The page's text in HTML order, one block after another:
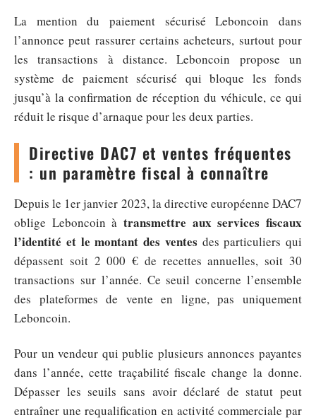
La mention du paiement sécurisé Leboncoin dans
l’annonce peut rassurer certains acheteurs, surtout pour
les transactions à distance. Leboncoin propose un
système de paiement sécurisé qui bloque les fonds
jusqu’à la confirmation de réception du véhicule, ce qui
réduit le risque d’arnaque pour les deux parties.
Directive DAC7 et ventes fréquentes
: un paramètre fiscal à connaître
Depuis le 1er janvier 2023, la directive européenne DAC7
oblige Leboncoin à transmettre aux services fiscaux
l’identité et le montant des ventes des particuliers qui
dépassent soit 2 000 € de recettes annuelles, soit 30
transactions sur l’année. Ce seuil concerne l’ensemble
des plateformes de vente en ligne, pas uniquement
Leboncoin.
Pour un vendeur qui publie plusieurs annonces payantes
dans l’année, cette traçabilité fiscale change la donne.
Dépasser les seuils sans avoir déclaré de statut peut
entraîner une requalification en activité commerciale par